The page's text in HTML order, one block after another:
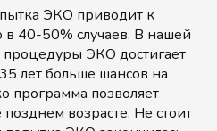
ЭКО приводит к
40-50% случаев. В нашей
ЭКО достигает
лет больше шансов на
программа позволяет
возрасте. Не стоит